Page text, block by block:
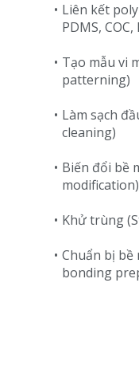
Liên kết
PDMS, COC,
Tạo mẫu vi
patterning)
Làm sạch
cleaning)
Biến đổi bề
modification)
Khử trùng
Chuẩn bị bề
bonding